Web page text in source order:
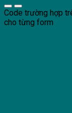
Code trường hợp
cho từng form